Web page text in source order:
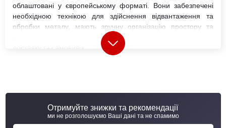
облаштовані у європейському форматі. Вони забезпечені
необхідною технікою для здійснення відвантаження та
обробки металу, мають зручну організацію простору та
розширені зони для в'їзду транспорту, що значно спрощує
доставку та самовивіз.
категорій металопродукції, а також реалізує товари
провідних українських та світових виробників.
Отримуйте знижки та рекомендації
ми не розголошуємо Ваші дані та не спамимо